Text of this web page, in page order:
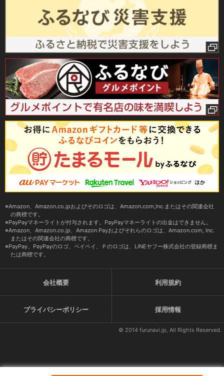
Amazon、Amazon.co.jpおよびそのロゴは、Amazon.com,Inc.またはその関連会社
の商標です。
PayPayマネーライトが付与されます。PayPayマネーライトの出金はできません。
Amazon、Amazon.co.jp、Amazon Payおよびそれらのロゴは、Amazon.com, Inc.
またはその関連会社の商標です。
PayPay、PayPayのロゴ、ペイペイ、Ｐのロゴは、LINEヤフー株式会社の登録商標ま
たは商標です。
会社概要 利用規約
プライバシーポリシー 採用情報
© 2014 furunavi.jp, All Rights Reserved.